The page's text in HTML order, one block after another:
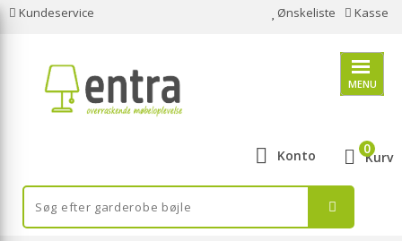
Kundeservice Ønskeliste Kasse
MENU
Konto Kurv
0